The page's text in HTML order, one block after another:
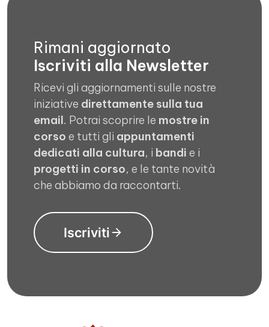
Rimani aggiornato
Iscriviti alla Newsletter
Ricevi gli aggiornamenti sulle nostre
iniziative direttamente sulla tua
email. Potrai scoprire le mostre in
corso e tutti gli appuntamenti
dedicati alla cultura, i bandi e i
progetti in corso, e le tante novità
che abbiamo da raccontarti.
Iscriviti